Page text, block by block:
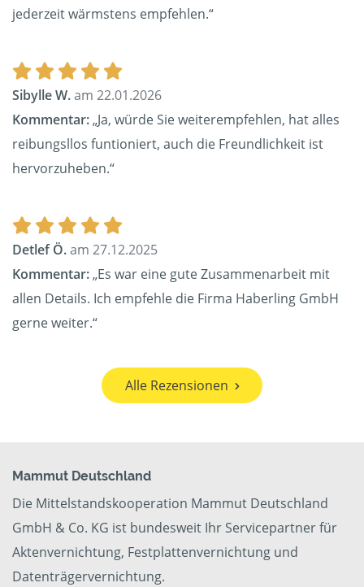
jederzeit wärmstens empfehlen.“
Sibylle W.am 22.01.2026
Kommentar:„Ja, würde Sie weiterempfehlen, hat alles
reibungsllos funtioniert, auch die Freundlichkeit ist
hervorzuheben.“
Detlef Ö.am 27.12.2025
Kommentar:„Es war eine gute Zusammenarbeit mit
allen Details. Ich empfehle die Firma Haberling GmbH
gerne weiter.“
Alle Rezensionen
Mammut Deutschland
Die Mittelstandskooperation Mammut Deutschland
GmbH & Co. KG ist bundesweit Ihr Servicepartner für
Aktenvernichtung, Festplattenvernichtung und
Datenträgervernichtung.